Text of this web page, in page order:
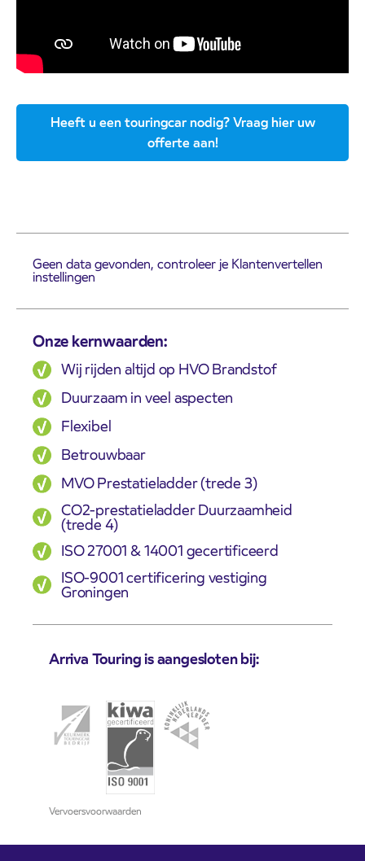
Heeft u een touringcar nodig? Vraag hier uw
offerte aan!
Geen data gevonden, controleer je Klantenvertellen
instellingen
Onze kernwaarden:
Wij rijden altijd op HVO Brandstof
Duurzaam in veel aspecten
Flexibel
Betrouwbaar
MVO Prestatieladder (trede 3)
CO2-prestatieladder Duurzaamheid
(trede 4)
ISO 27001 & 14001 gecertificeerd
ISO-9001 certificering vestiging
Groningen
Arriva Touring is aangesloten bij:
Vervoersvoorwaarden